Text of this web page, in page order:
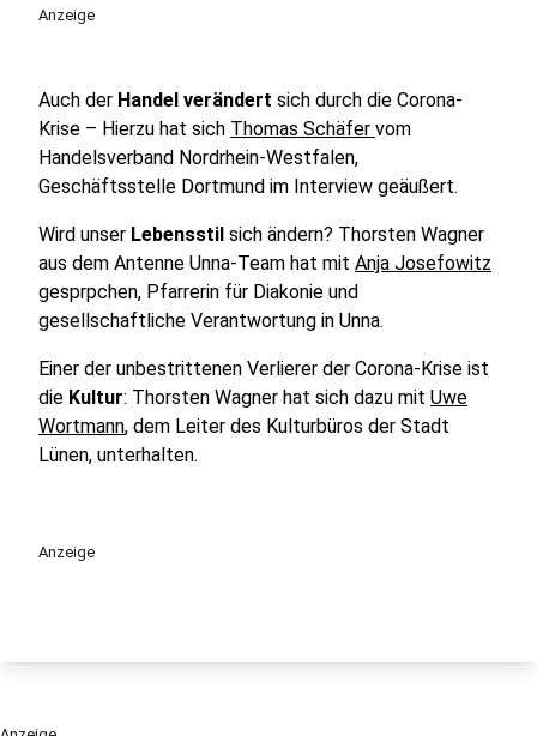
Anzeige
Auch der Handel verändert sich durch die Corona-
Krise – Hierzu hat sich Thomas Schäfer vom
Handelsverband Nordrhein-Westfalen,
Geschäftsstelle Dortmund im Interview geäußert.
Wird unser Lebensstil sich ändern? Thorsten Wagner
aus dem Antenne Unna-Team hat mit Anja Josefowitz
gesprpchen, Pfarrerin für Diakonie und
gesellschaftliche Verantwortung in Unna.
Einer der unbestrittenen Verlierer der Corona-Krise ist
die Kultur: Thorsten Wagner hat sich dazu mit Uwe
Wortmann, dem Leiter des Kulturbüros der Stadt
Lünen, unterhalten.
Anzeige